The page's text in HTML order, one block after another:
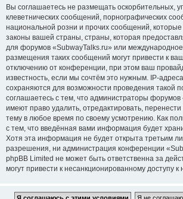
Вы соглашаетесь не размещать оскорбительных,
клеветнических сообщений, порнографических
национальной розни и прочих сообщений, которые
законы вашей страны, страны, которая
для форумов «SubwayTalks.ru» или
размещения таких сообщений могут привести к
отключению от конференции, при этом ваш
известность, если мы сочтём это нужным. IP-
сохраняются для возможности проведения такой
соглашаетесь с тем, что администраторы форумов
имеют право удалить, отредактировать,
тему в любое время по своему усмотрению. Как
с тем, что введённая вами информация будет
Хотя эта информация не будет открыта третьим
разрешения, ни администрация конференции
phpBB Limited не может быть ответственна за
могут привести к несанкционированному доступу к